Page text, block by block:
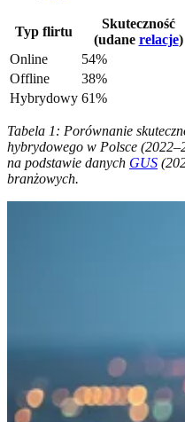
Typ flirtu
Skuteczność
(udane relacje)
Online
54%
Offline
38%
Hybrydowy 61%
Tabela 1: Porównanie
hybrydowego w Polsce
na podstawie danych GUS
branżowych.